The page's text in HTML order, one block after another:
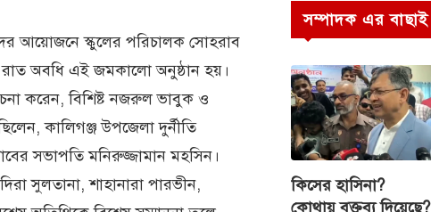
আয়োজনে স্কুলের পরিচালক সোহরাব
রাত অবধি এই জমকালো অনুষ্ঠান হয়।
করেন, বিশিষ্ট নজরুল ভাবুক ও
কালিগঞ্জ উপজেলা দুর্নীতি
সভাপতি মনিরুজ্জামান মহসিন।
সুলতানা, শাহানারা পারভীন,
সম্পাদক এর বাছাই
কিসের হাসিনা?
কোথায় বক্তব্য দিয়েছে?